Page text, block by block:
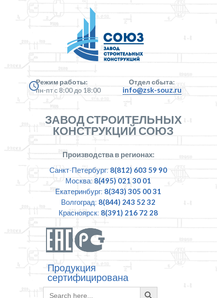
Режим работы:
пн-пт с 8:00 до 18:00
Отдел сбыта:
info@zsk-souz.ru
ЗАВОД СТРОИТЕЛЬНЫХ
КОНСТРУКЦИЙ СОЮЗ
Производства в регионах:
Санкт-Петербург: 8(812) 603 59 90
Москва: 8(495) 021 30 01
Екатеринбург: 8(343) 305 00 31
Волгоград: 8(844) 243 52 32
Красноярск: 8(391) 216 72 28
Продукция
сертифицирована
Search
Search